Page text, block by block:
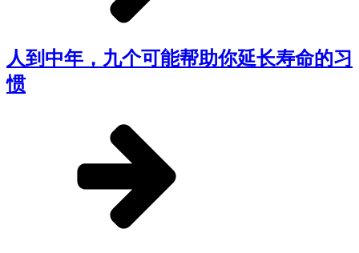
人到中年，九个可能帮助你延长寿命的习
惯